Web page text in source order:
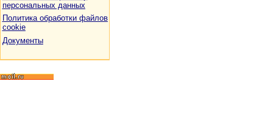
персональных данных
Политика обработки файлов
cookie
Документы